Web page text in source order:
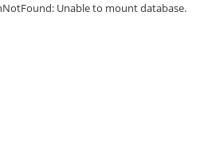
Unable to mount database.